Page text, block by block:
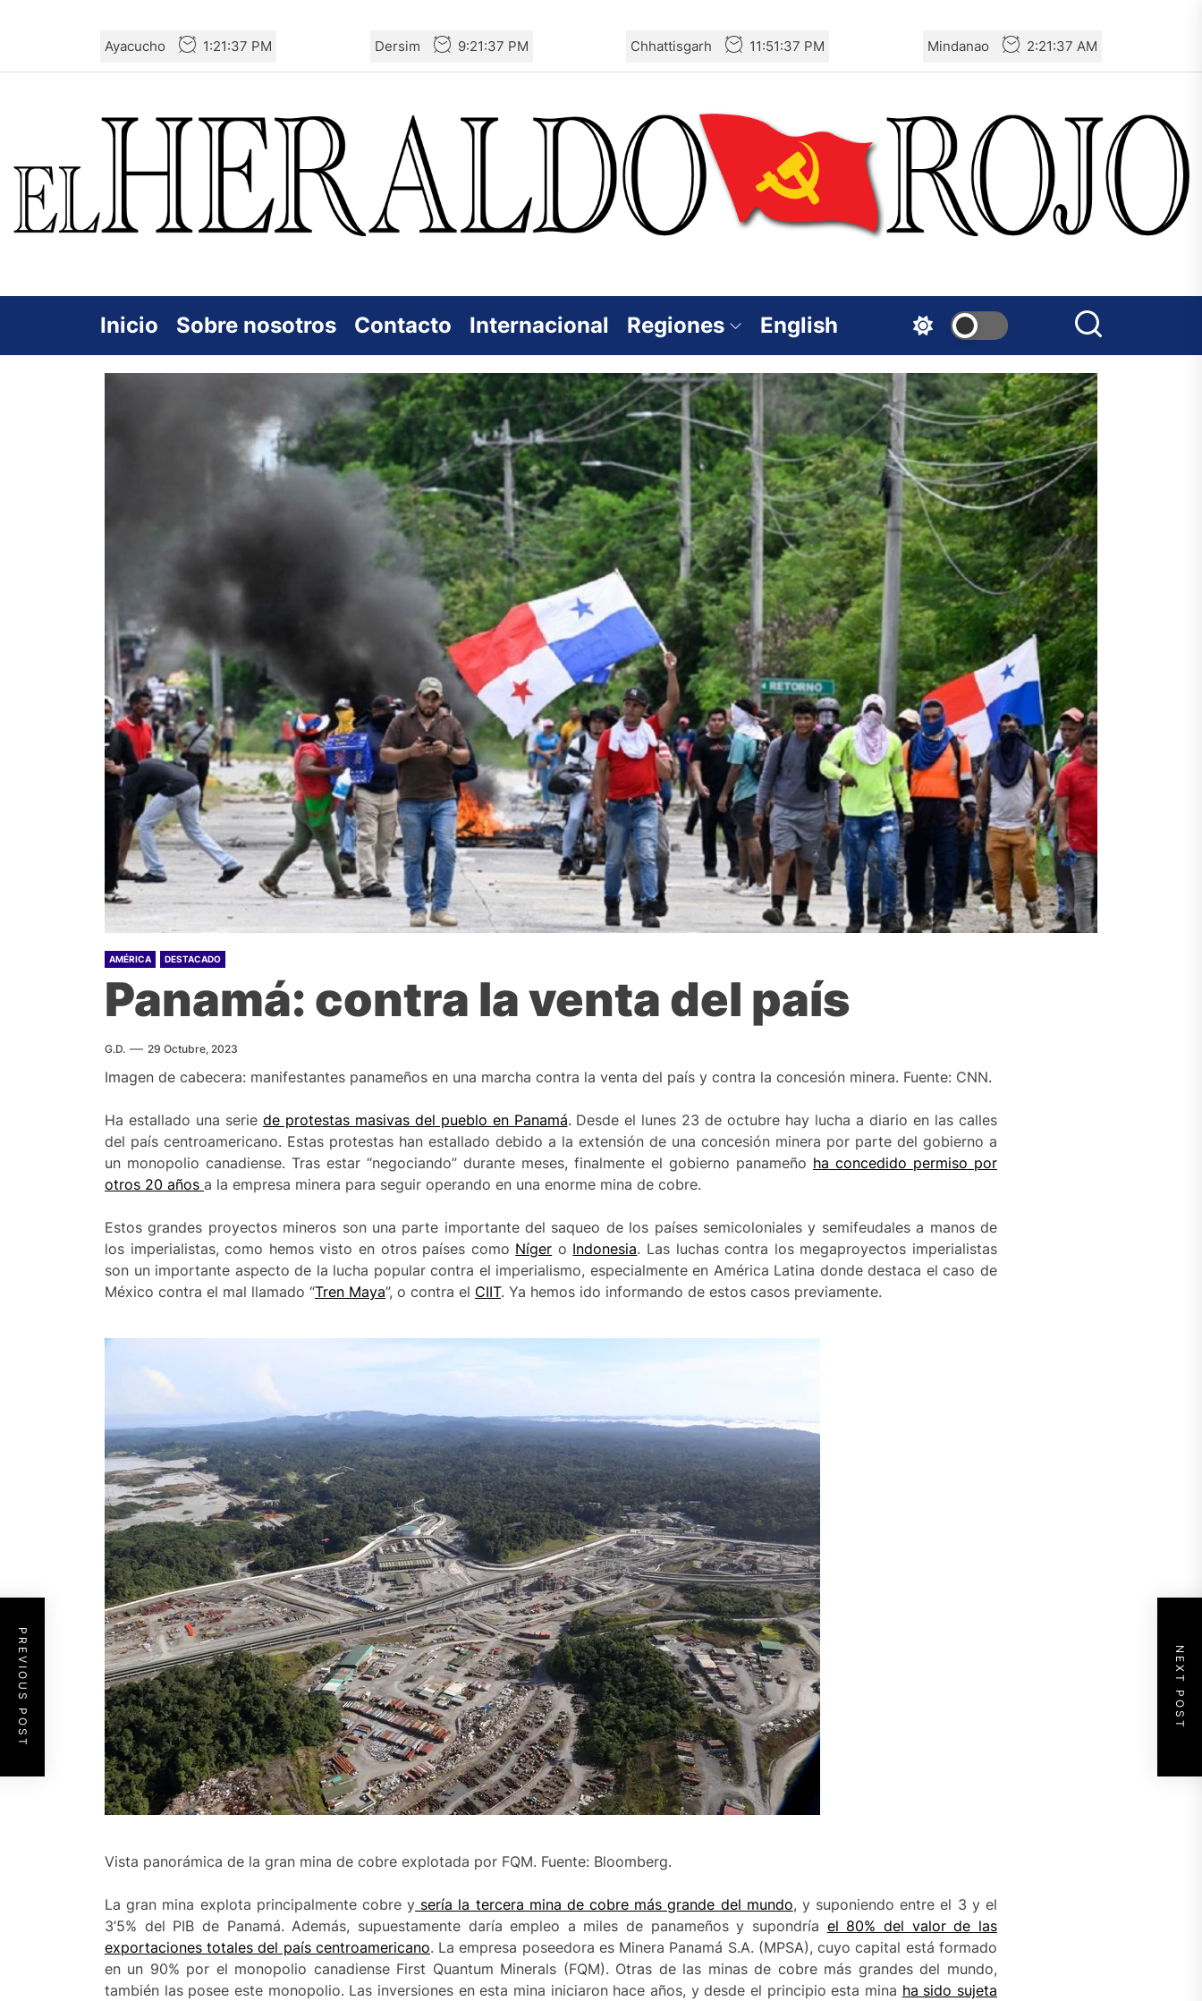
the
Ayacucho 1:21:39 PM Dersim 9:21:39 PM Chhattisgarh 11:51:39 PM Mindanao 2:21:39 AM
Inicio Sobre nosotros Contacto Internacional Regiones English
AMÉRICA DESTACADO
Panamá: contra la venta del país
G.D. 29 Octubre, 2023
Imagen de cabecera: manifestantes panameños en una marcha contra la venta del país y contra la concesión minera. Fuente: CNN.
Ha estallado una serie de protestas masivas del pueblo en Panamá. Desde el lunes 23 de octubre hay lucha a diario en las calles
del país centroamericano. Estas protestas han estallado debido a la extensión de una concesión minera por parte del gobierno a
un monopolio canadiense. Tras estar “negociando” durante meses, finalmente el gobierno panameño ha concedido permiso por
otros 20 años a la empresa minera para seguir operando en una enorme mina de cobre.
Estos grandes proyectos mineros son una parte importante del saqueo de los países semicoloniales y semifeudales a manos de
los imperialistas, como hemos visto en otros países como Níger o Indonesia. Las luchas contra los megaproyectos imperialistas
son un importante aspecto de la lucha popular contra el imperialismo, especialmente en América Latina donde destaca el caso de
México contra el mal llamado “Tren Maya”, o contra el CIIT. Ya hemos ido informando de estos casos previamente.
Vista panorámica de la gran mina de cobre explotada por FQM. Fuente: Bloomberg.
La gran mina explota principalmente cobre y sería la tercera mina de cobre más grande del mundo, y suponiendo entre el 3 y el
3’5% del PIB de Panamá. Además, supuestamente daría empleo a miles de panameños y supondría el 80% del valor de las
exportaciones totales del país centroamericano. La empresa poseedora es Minera Panamá S.A. (MPSA), cuyo capital está formado
en un 90% por el monopolio canadiense First Quantum Minerals (FQM). Otras de las minas de cobre más grandes del mundo,
también las posee este monopolio. Las inversiones en esta mina iniciaron hace años, y desde el principio esta mina ha sido sujeta
PREVIOUS POST NEXT POST